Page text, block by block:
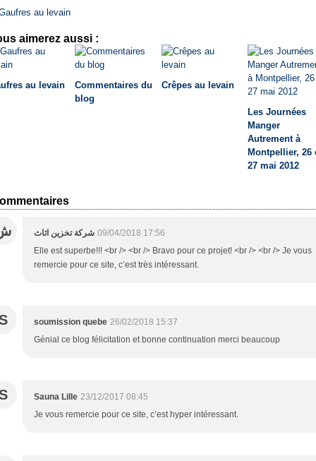
au levain
aimerez aussi :
au levain
Commentaires du
blog
Crêpes au levain
Les Journées
Manger
Autrement à
Montpellier, 26
27 mai 2012
شركة تخزين اثاث 09/04/2018 17:56
Elle est superbe!!! <br /> <br /> Bravo pour ce projet! <br /> <br /> Je vous
remercie pour ce site, c’est très intéressant.
soumission quebe 26/02/2018 15:37
Génial ce blog félicitation et bonne continuation merci beaucoup
Sauna Lille 23/12/2017 08:45
Je vous remercie pour ce site, c’est hyper intéressant.